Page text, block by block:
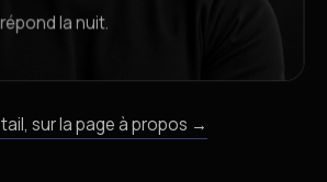
la nuit.
sur la page à propos →